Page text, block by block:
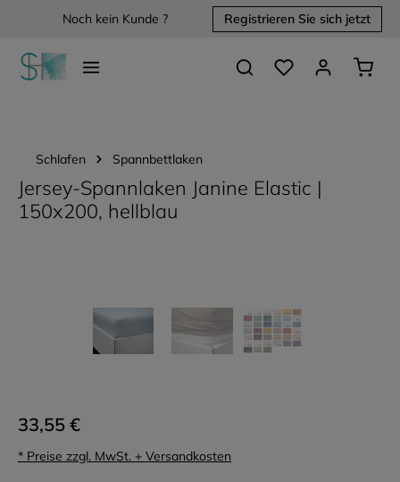
springenNoch kein Kunde ? Registrieren Sie sich jetzt
Du hast 0 Produkte
Schlafen Spannbettlaken
Jersey-Spannlaken Janine Elastic |
150x200, hellblau
33,55 €
* Preise zzgl. MwSt. + Versandkosten